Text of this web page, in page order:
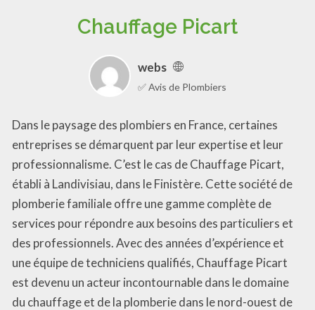
Chauffage Picart
webs
✅ Avis de Plombiers
Dans le paysage des plombiers en France, certaines
entreprises se démarquent par leur expertise et leur
professionnalisme. C’est le cas de Chauffage Picart,
établi à Landivisiau, dans le Finistère. Cette société de
plomberie familiale offre une gamme complète de
services pour répondre aux besoins des particuliers et
des professionnels. Avec des années d’expérience et
une équipe de techniciens qualifiés, Chauffage Picart
est devenu un acteur incontournable dans le domaine
du chauffage et de la plomberie dans le nord-ouest de